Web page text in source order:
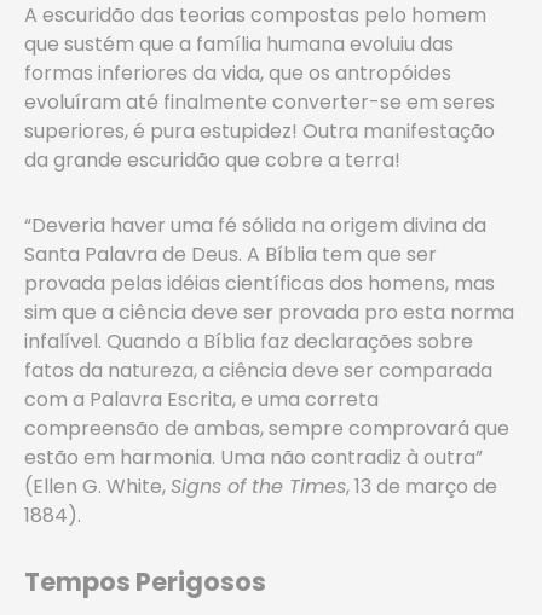
A escuridão das teorias compostas pelo homem
que sustém que a família humana evoluiu das
formas inferiores da vida, que os antropóides
evoluíram até finalmente converter-se em seres
superiores, é pura estupidez! Outra manifestação
da grande escuridão que cobre a terra!
“Deveria haver uma fé sólida na origem divina da
Santa Palavra de Deus. A Bíblia tem que ser
provada pelas idéias científicas dos homens, mas
sim que a ciência deve ser provada pro esta norma
infalível. Quando a Bíblia faz declarações sobre
fatos da natureza, a ciência deve ser comparada
com a Palavra Escrita, e uma correta
compreensão de ambas, sempre comprovará que
estão em harmonia. Uma não contradiz à outra”
(Ellen G. White, Signs of the Times, 13 de março de
1884).
Tempos Perigosos